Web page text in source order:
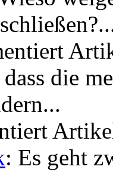
die
: Es geht